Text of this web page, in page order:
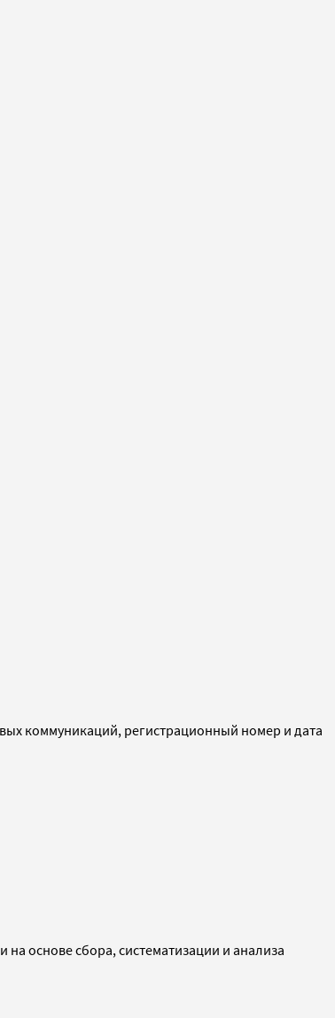
коммуникаций, регистрационный номер и дата
основе сбора, систематизации и анализа